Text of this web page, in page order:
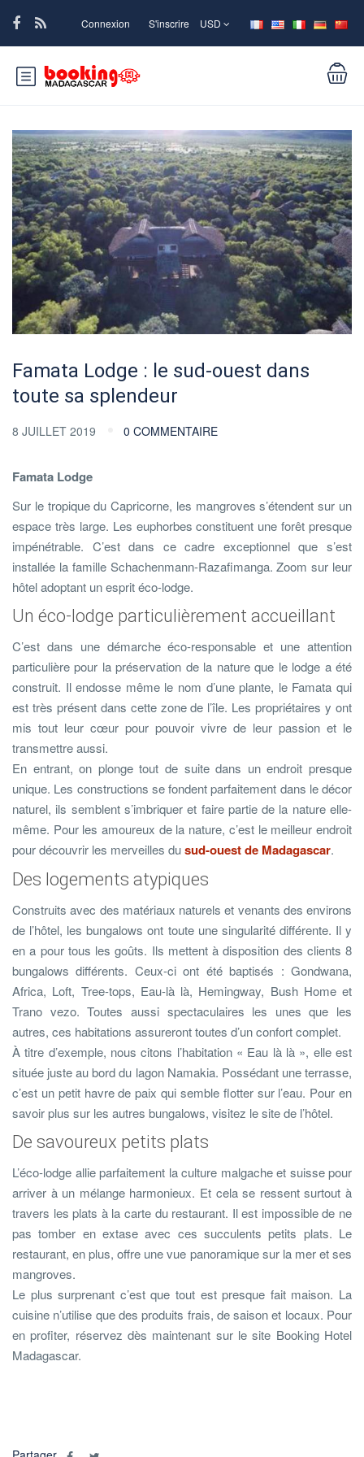
Connexion S'inscrire USD
Famata Lodge : le sud-ouest dans
toute sa splendeur
8 JUILLET 2019 0 COMMENTAIRE
Famata Lodge
Sur le tropique du Capricorne, les mangroves s’étendent sur un
espace très large. Les euphorbes constituent une forêt presque
impénétrable. C’est dans ce cadre exceptionnel que s’est
installée la famille Schachenmann-Razafimanga. Zoom sur leur
hôtel adoptant un esprit éco-lodge.
Un éco-lodge particulièrement accueillant
C’est dans une démarche éco-responsable et une attention
particulière pour la préservation de la nature que le lodge a été
construit. Il endosse même le nom d’une plante, le Famata qui
est très présent dans cette zone de l’île. Les propriétaires y ont
mis tout leur cœur pour pouvoir vivre de leur passion et le
transmettre aussi.
En entrant, on plonge tout de suite dans un endroit presque
unique. Les constructions se fondent parfaitement dans le décor
naturel, ils semblent s’imbriquer et faire partie de la nature elle-
même. Pour les amoureux de la nature, c’est le meilleur endroit
pour découvrir les merveilles dusud-ouest de Madagascar.
Des logements atypiques
Construits avec des matériaux naturels et venants des environs
de l’hôtel, les bungalows ont toute une singularité différente. Il y
en a pour tous les goûts. Ils mettent à disposition des clients 8
bungalows différents. Ceux-ci ont été baptisés : Gondwana,
Africa, Loft, Tree-tops, Eau-là là, Hemingway, Bush Home et
Trano vezo. Toutes aussi spectaculaires les unes que les
autres, ces habitations assureront toutes d’un confort complet.
À titre d’exemple, nous citons l’habitation « Eau là là », elle est
située juste au bord du lagon Namakia. Possédant une terrasse,
c’est un petit havre de paix qui semble flotter sur l’eau. Pour en
savoir plus sur les autres bungalows, visitez le site de l’hôtel.
De savoureux petits plats
L’éco-lodge allie parfaitement la culture malgache et suisse pour
arriver à un mélange harmonieux. Et cela se ressent surtout à
travers les plats à la carte du restaurant. Il est impossible de ne
pas tomber en extase avec ces succulents petits plats. Le
restaurant, en plus, offre une vue panoramique sur la mer et ses
mangroves.
Le plus surprenant c’est que tout est presque fait maison. La
cuisine n’utilise que des produits frais, de saison et locaux. Pour
en profiter, réservez dès maintenant sur le site Booking Hotel
Madagascar.